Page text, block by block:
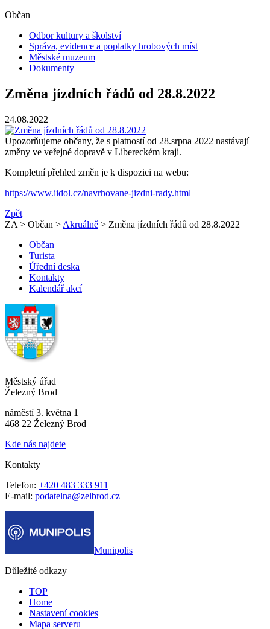
Občan
Odbor kultury a školství
Správa, evidence a poplatky hrobových míst
Městské muzeum
Dokumenty
Změna jízdních řádů od 28.8.2022
24.08.2022
Upozorňujeme občany, že s platností od 28.srpna 2022 nastávají
změny ve veřejné dopravě v Libereckém kraji.
Kompletní přehled změn je k dispozici na webu:
https://www.iidol.cz/navrhovane-jizdni-rady.html
Zpět
ZA > Občan > Akruálně > Změna jízdních řádů od 28.8.2022
Občan
Turista
Úřední deska
Kontakty
Kalendář akcí
Městský úřad
Železný Brod
náměstí 3. května 1
468 22 Železný Brod
Kde nás najdete
Kontakty
Telefon: +420 483 333 911
E-mail: podatelna@zelbrod.cz
Munipolis
Důležité odkazy
TOP
Home
Nastavení cookies
Mapa serveru